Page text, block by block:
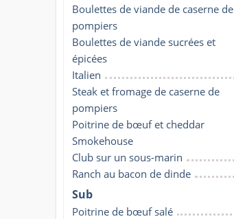
Boulettes de viande de caserne de
pompiers
Boulettes de viande sucrées et
épicées
Italien
Steak et fromage de caserne de
pompiers
Poitrine de bœuf et cheddar
Smokehouse
Club sur un sous-marin
Ranch au bacon de dinde
Sub
Poitrine de bœuf salé